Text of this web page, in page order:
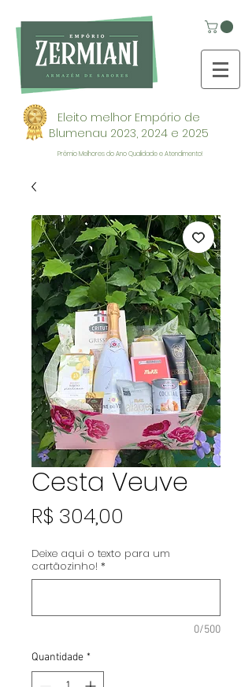
Eleito melhor Empório de
Blumenau 2023, 2024 e 2025
Prêmio Melhores do Ano Qualidade e Atendimento!
Cesta Veuve
R$ 304,00
Deixe aqui o texto para um
cartãozinho! *
0/500
Quantidade *